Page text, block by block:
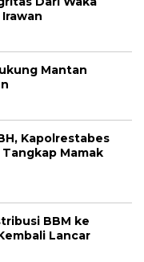
Mantan
Kapolrestabes
Mamak
BBM ke
Lancar